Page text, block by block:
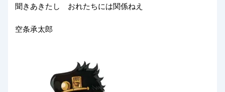
聞きあきたし おれたちには関係ねえ
空条承太郎